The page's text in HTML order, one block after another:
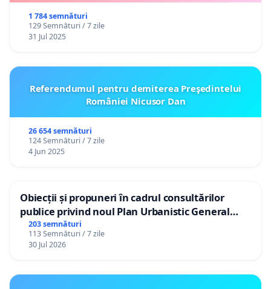
1 784 semnături
129 Semnături / 7 zile
31 Jul 2025
Referendumul pentru demiterea Preşedintelui
României Nicusor Dan
26 654 semnături
124 Semnături / 7 zile
4 Jun 2025
Obiecții și propuneri în cadrul consultărilor
publice privind noul Plan Urbanistic General
(PUG) Ialoveni
203 semnături
113 Semnături / 7 zile
30 Jul 2026